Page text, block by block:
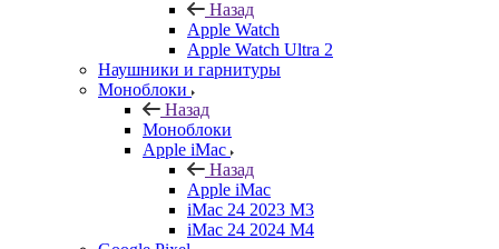
Назад
Apple Watch
Apple Watch Ultra 2
Наушники и гарнитуры
Моноблоки
Назад
Моноблоки
Apple iMac
Назад
Apple iMac
iMac 24 2023 M3
iMac 24 2024 M4